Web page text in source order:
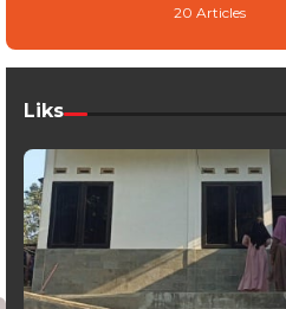
20 Articles
Liks